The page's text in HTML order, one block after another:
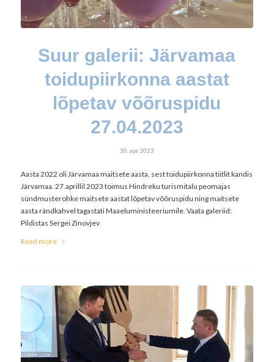
Suur galerii: Järvamaa
toidupiirkonna aastat
lõpetav võõruspidu
27.04.2023
30. apr 2023
Aasta 2022 oli Järvamaa maitsete aasta, sest toidupiirkonna tiitlit kandis
Järvamaa. 27.aprillil 2023 toimus Hindreku turismitalu peomajas
sündmusterohke maitsete aastat lõpetav võõruspidu ning maitsete
aasta rändkahvel tagastati Maaeluministeeriumile. Vaata galeriid:
Pildistas Sergei Zinovjev
Read more